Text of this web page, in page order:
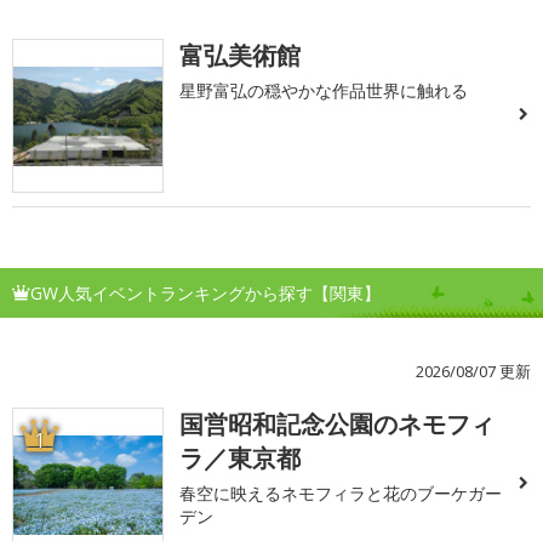
富弘美術館
星野富弘の穏やかな作品世界に触れる
GW人気イベントランキングから探す【関東】
2026/08/07 更新
1
国営昭和記念公園のネモフィ
ラ／東京都
春空に映えるネモフィラと花のブーケガー
デン